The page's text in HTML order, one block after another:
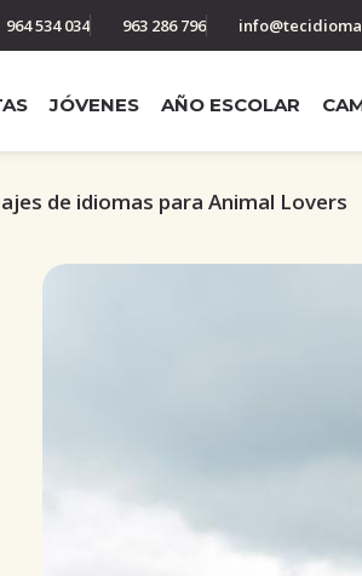
964 534 034 963 286 796
JÓVENES AÑO ESCOLAR
de idiomas para Animal Lovers